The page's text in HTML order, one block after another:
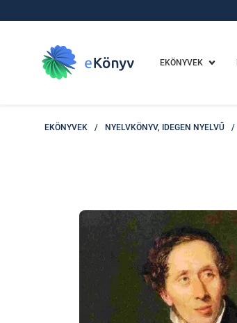
EKÖNYVEK
EKÖNYVEK / NYELVKÖNYV, IDEGEN NYELVŰ /